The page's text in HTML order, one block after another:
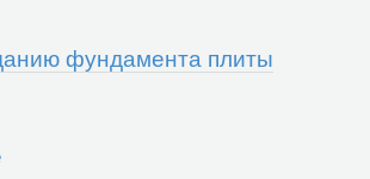
фундамента плиты